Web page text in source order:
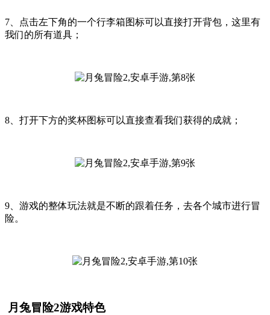
7、点击左下角的一个行李箱图标可以直接打开背包，这里有
我们的所有道具；
8、打开下方的奖杯图标可以直接查看我们获得的成就；
9、游戏的整体玩法就是不断的跟着任务，去各个城市进行冒
险。
月兔冒险2游戏特色